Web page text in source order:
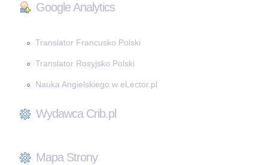
Google Analytics
Translator Francusko Polski
Translator Rosyjsko Polski
Nauka Angielskiego w eLector.pl
Wydawca Crib.pl
Mapa Strony